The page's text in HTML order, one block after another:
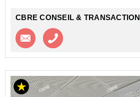
CBRE CONSEIL & TRANSACTION
Contacter l'agence